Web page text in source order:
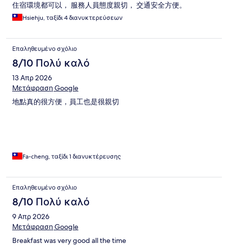
住宿環境都可以， 服務人員態度親切， 交通安全方便。
Hsiehju, ταξίδι 4 διανυκτερεύσεων
Επαληθευμένο σχόλιο
8/10 Πολύ καλό
13 Απρ 2026
Μετάφραση Google
地點真的很方便，員工也是很親切
Fa-cheng, ταξίδι 1 διανυκτέρευσης
Επαληθευμένο σχόλιο
8/10 Πολύ καλό
9 Απρ 2026
Μετάφραση Google
Breakfast was very good all the time